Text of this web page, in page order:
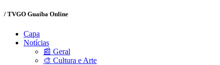
/ TVGO Guaíba Online
Capa
Notícias
📰 Geral
🎨 Cultura e Arte